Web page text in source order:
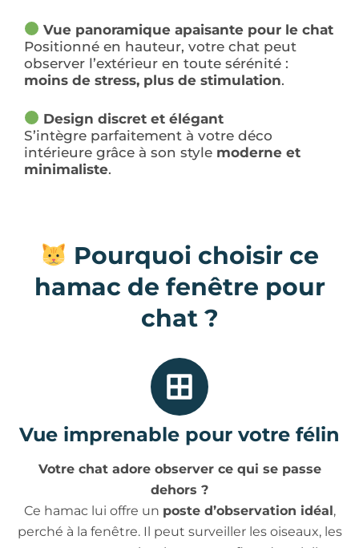
Vue panoramique apaisante pour le chat
Positionné en hauteur, votre chat peut
observer l’extérieur en toute sérénité :
moins de stress, plus de stimulation.
Design discret et élégant
S’intègre parfaitement à votre déco
intérieure grâce à son style moderne et
minimaliste.
Pourquoi choisir ce
hamac de fenêtre pour
chat ?
Vue imprenable pour votre félin
Votre chat adore observer ce qui se passe
dehors ?
Ce hamac lui offre un poste d’observation idéal,
perché à la fenêtre. Il peut surveiller les oiseaux, les